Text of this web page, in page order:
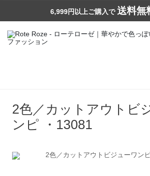
6,999円以上ご購入で 送料無
2色／カットアウトビ
ンピ ・13081